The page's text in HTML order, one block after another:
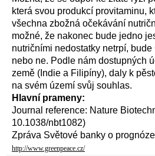
která svou produkcí provitaminu,
všechna zbožná očekávání
možné, že nakonec bude jedno
nutričními nedostatky netrpí, bude
nebo ne. Podle nám dostupných
země (Indie a Filipíny), daly k
na svém území svůj souhlas.
Hlavní prameny:
Journal reference: Nature
10.1038/nbt1082)
Zpráva Světové banky o
http://www.greenpeace.cz/